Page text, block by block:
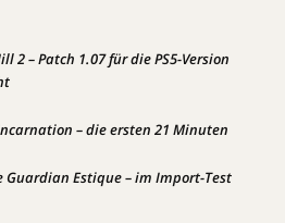
2 – Patch 1.07 für die PS5-Version
– die ersten 21 Minuten
Guardian Estique – im Import-Test